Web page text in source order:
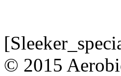
© 2015